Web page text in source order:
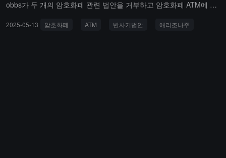
obbs가 두 개의 암호화폐 관련 법안을 거부하고 암호화폐 ATM에 대
1373(디지털 자산 전략 비축 기금 법안)과 SB 1024(주 정부가 암호
2025-05-13 암호화폐 ATM 반사기법안 애리조나주